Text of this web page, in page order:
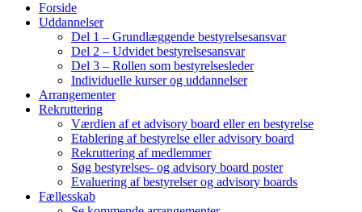
Forside
Uddannelser
Del 1 – Grundlæggende bestyrelsesansvar
Del 2 – Udvidet bestyrelsesansvar
Del 3 – Rollen som bestyrelsesleder
Individuelle kurser og uddannelser
Arrangementer
Rekruttering
Værdien af et advisory board eller en bestyrelse
Etablering af bestyrelse eller advisory board
Rekruttering af medlemmer
Søg bestyrelses- og advisory board poster
Evaluering af bestyrelser og advisory boards
Fællesskab